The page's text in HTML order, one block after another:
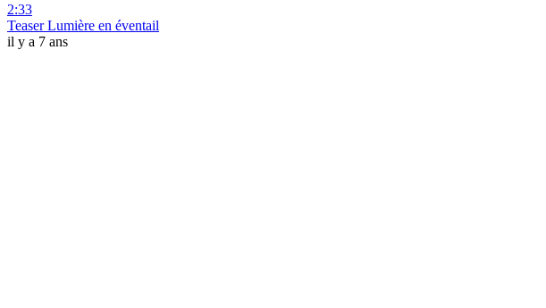
2:33
Teaser Lumière en éventail
il y a 7 ans